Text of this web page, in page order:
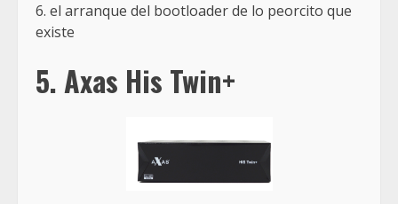
6. el arranque del bootloader de lo peorcito que
existe
5. Axas His Twin+